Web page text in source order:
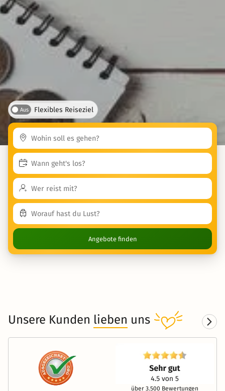
Aus Flexibles Reiseziel
Angebote finden
Unsere Kunden lieben uns
über 3.500 Bewertungen